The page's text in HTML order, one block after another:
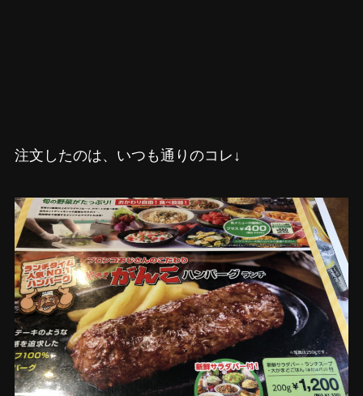
注文したのは、いつも通りのコレ↓